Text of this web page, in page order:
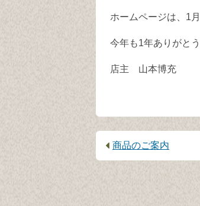
ホームページは、1
今年も1年ありがと
店主 山本博充
前
の
商品のご案内